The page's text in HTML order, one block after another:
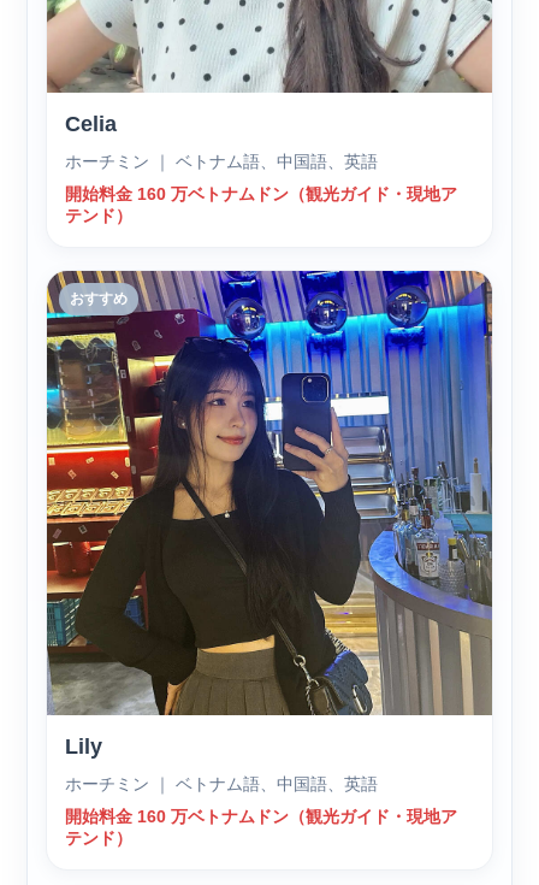
Celia
ホーチミン ｜ ベトナム語、中国語、英語
開始料金 160 万ベトナムドン（観光ガイド・現地ア
テンド）
おすすめ
Lily
ホーチミン ｜ ベトナム語、中国語、英語
開始料金 160 万ベトナムドン（観光ガイド・現地ア
テンド）